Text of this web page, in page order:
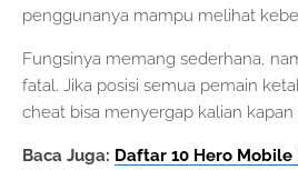
penggunanya mampu melihat
Fungsinya memang sederhana,
fatal. Jika posisi semua pemain
cheat bisa menyergap kalian kapan
Baca Juga: Daftar 10 Hero